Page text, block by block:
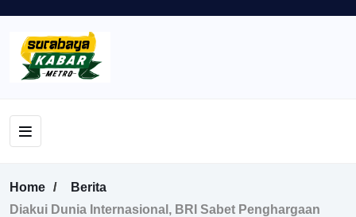
Home
Berita
Diakui Dunia Internasional, BRI Sabet Penghargaan